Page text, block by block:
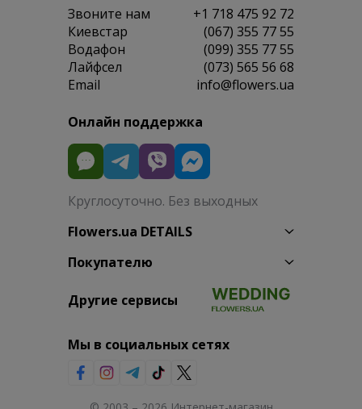
Звоните нам
+1 718 475 92 72
Киевстар
(067) 355 77 55
Водафон
(099) 355 77 55
Лайфсел
(073) 565 56 68
Email
info@flowers.ua
Онлайн поддержка
Круглосуточно. Без выходных
Flowers.ua DETAILS
Покупателю
Другие сервисы
Мы в социальных сетях